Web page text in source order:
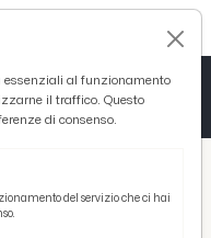
al funzionamento
il traffico. Questo
di consenso.
del servizio che ci hai